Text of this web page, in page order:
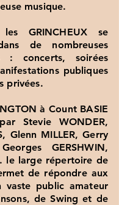
musique.
GRINCHEUX se
de nombreuses
: concerts, soirées
publiques
privées.
à Count BASIE
Stevie WONDER,
Glenn MILLER, Gerry
GERSHWIN,
le large répertoire de
de répondre aux
vaste public amateur
de Swing et de